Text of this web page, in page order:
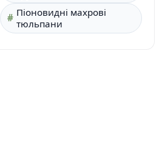
Піоновидні махрові
тюльпани